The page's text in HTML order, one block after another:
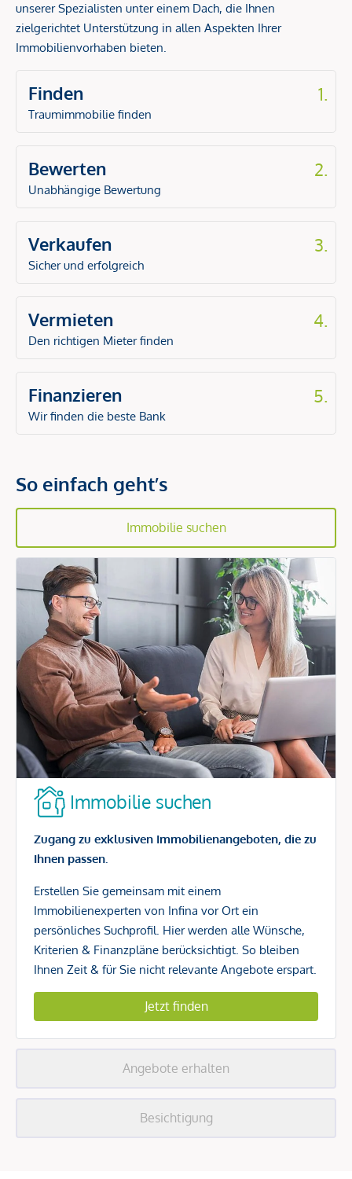
unserer Spezialisten unter einem Dach, die Ihnen
zielgerichtet Unterstützung in allen Aspekten Ihrer
Immobilienvorhaben bieten.
Finden
Traumimmobilie finden
1.
Bewerten
Unabhängige Bewertung
2.
Verkaufen
Sicher und erfolgreich
3.
Vermieten
Den richtigen Mieter finden
4.
Finanzieren
Wir finden die beste Bank
5.
So einfach geht’s
Immobilie suchen
Immobilie suchen
Zugang zu exklusiven Immobilienangeboten, die zu
Ihnen passen.
Erstellen Sie gemeinsam mit einem
Immobilienexperten von Infina vor Ort ein
persönliches Suchprofil. Hier werden alle Wünsche,
Kriterien & Finanzpläne berücksichtigt. So bleiben
Ihnen Zeit & für Sie nicht relevante Angebote erspart.
Jetzt finden
Angebote erhalten
Besichtigung